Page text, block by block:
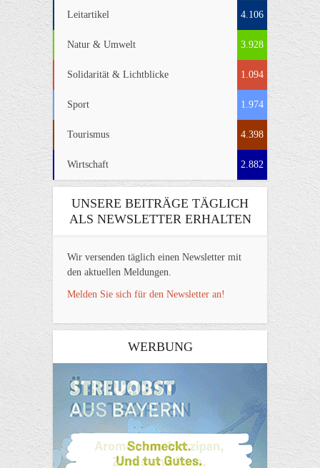
Leitartikel 4.106
Natur & Umwelt 3.928
Solidarität & Lichtblicke 1.094
Sport 1.974
Tourismus 4.398
Wirtschaft 2.882
UNSERE BEITRÄGE TÄGLICH
ALS NEWSLETTER ERHALTEN
Wir versenden täglich einen Newsletter mit
den aktuellen Meldungen.
Melden Sie sich für den Newsletter an!
WERBUNG